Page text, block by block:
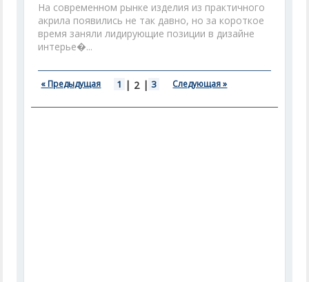
На современном рынке изделия из практичного
акрила появились не так давно, но за короткое
время заняли лидирующие позиции в дизайне
интерье�...
« Предыдущая 1 | 2 | 3 Следующая »